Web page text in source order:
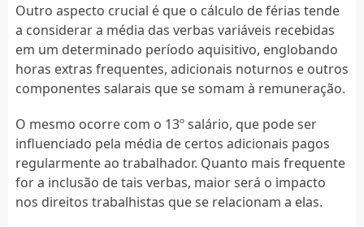
Outro aspecto crucial é que o cálculo de férias tende
a considerar a média das verbas variáveis recebidas
em um determinado período aquisitivo, englobando
horas extras frequentes, adicionais noturnos e outros
componentes salarais que se somam à remuneração.
O mesmo ocorre com o 13º salário, que pode ser
influenciado pela média de certos adicionais pagos
regularmente ao trabalhador. Quanto mais frequente
for a inclusão de tais verbas, maior será o impacto
nos direitos trabalhistas que se relacionam a elas.